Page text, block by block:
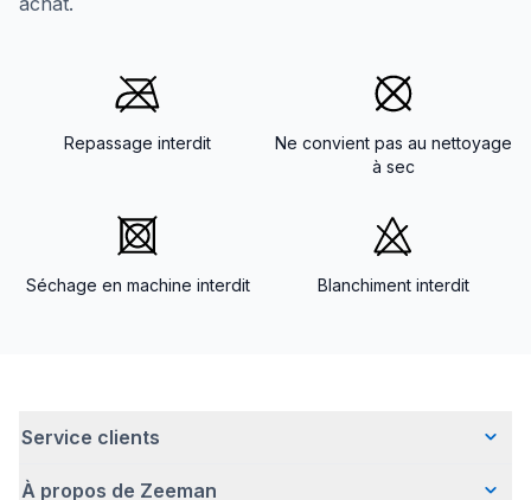
Repassage interdit
Ne convient pas au nettoyage
à sec
Séchage en machine interdit Blanchiment interdit
Service clients
À propos de Zeeman